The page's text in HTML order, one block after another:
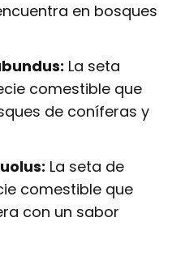
en bosques
La seta
comestible que
de coníferas y
La seta de
comestible que
con un sabor